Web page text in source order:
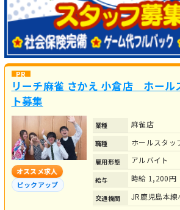
リーチ麻雀 さかえ 小倉店 ホール
ト募集
オススメ求人
ピックアップ
業種 麻雀店
職種 ホールスタッ
雇用形態 アルバイト
給与 時給 1,200円
交通機関 JR鹿児島本